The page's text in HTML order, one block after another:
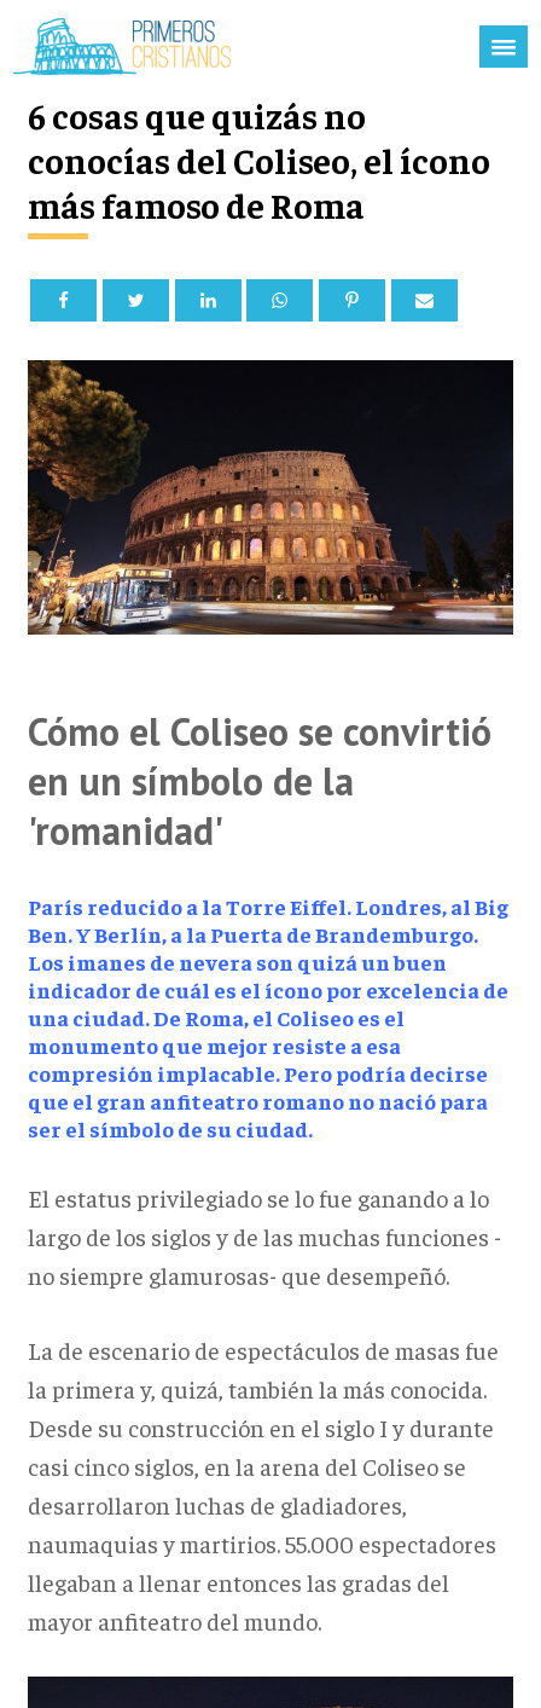
6 cosas que quizás no
conocías del Coliseo, el ícono
más famoso de Roma
Cómo el Coliseo se convirtió
en un símbolo de la
'romanidad'
París reducido a la Torre Eiffel. Londres, al Big
Ben. Y Berlín, a la Puerta de Brandemburgo.
Los imanes de nevera son quizá un buen
indicador de cuál es el ícono por excelencia de
una ciudad. De Roma, el Coliseo es el
monumento que mejor resiste a esa
compresión implacable. Pero podría decirse
que el gran anfiteatro romano no nació para
ser el símbolo de su ciudad.
El estatus privilegiado se lo fue ganando a lo
largo de los siglos y de las muchas funciones -
no siempre glamurosas- que desempeñó.
La de escenario de espectáculos de masas fue
la primera y, quizá, también la más conocida.
Desde su construcción en el siglo I y durante
casi cinco siglos, en la arena del Coliseo se
desarrollaron luchas de gladiadores,
naumaquias y martirios. 55.000 espectadores
llegaban a llenar entonces las gradas del
mayor anfiteatro del mundo.